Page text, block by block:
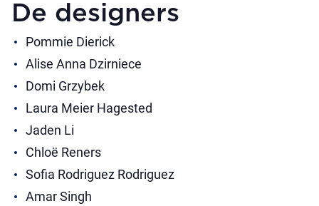
De designers
Pommie Dierick
Alise Anna Dzirniece
Domi Grzybek
Laura Meier Hagested
Jaden Li
Chloë Reners
Sofia Rodriguez Rodriguez
Amar Singh